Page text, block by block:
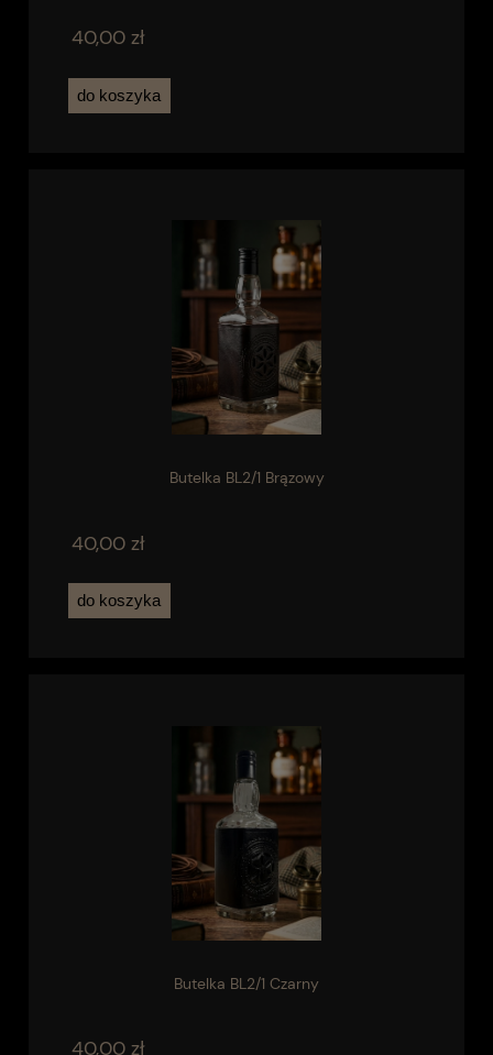
40,00 zł
do koszyka
Butelka BL2/1 Brązowy
40,00 zł
do koszyka
Butelka BL2/1 Czarny
40,00 zł